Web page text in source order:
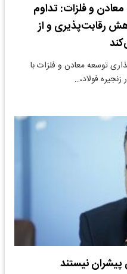
و فلزات: تداوم
رقابت‌پذیری و از
توسعه معادن و فلزات با
فولاد،…
نیستند